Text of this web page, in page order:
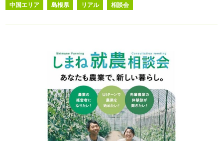
中国エリア 島根県 リアル 相談会